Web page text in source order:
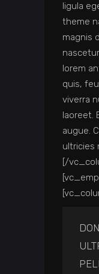
ligula
theme
magnis
lorem
quis,
viverra
laoreet.
augue.
ultricies
[/